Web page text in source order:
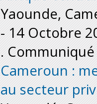
Yaounde,
- 14 Octobre
.
Cameroun :
au secteur